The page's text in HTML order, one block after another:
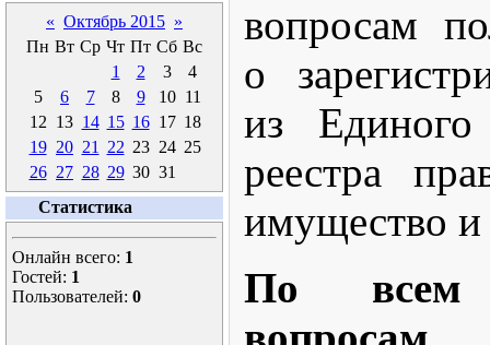
« Октябрь 2015 »
Пн Вт Ср Чт Пт Сб Вс
1
2 3
4
5
6 7 8 9 10 11
12 13 14 15 16 17 18
19 20 21 22 23 24 25
26 27 28 29 30 31
Статистика
Онлайн всего: 1
Гостей: 1
Пользователей: 0
вопросам
о
из Единого
реестра
имущество и
По всем